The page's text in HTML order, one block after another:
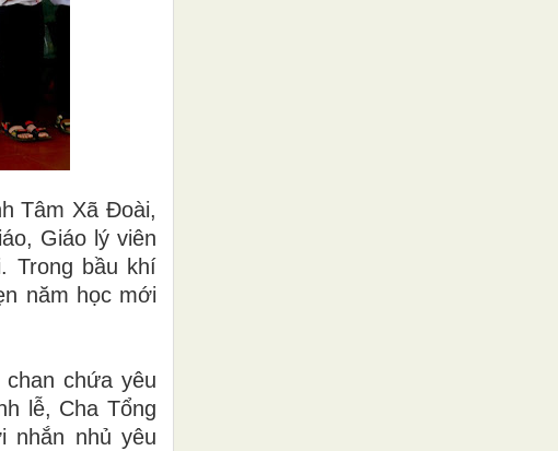
Tâm Xã Đoài,
Giáo lý viên
Trong bầu khí
năm học mới
chứa yêu
lễ, Cha Tổng
nhắn nhủ yêu